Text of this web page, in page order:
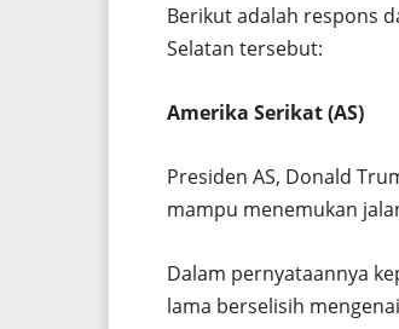
Berikut adalah respons
Selatan tersebut:
Amerika Serikat (AS)
Presiden AS, Donald
mampu menemukan
Dalam pernyataannya
lama berselisih